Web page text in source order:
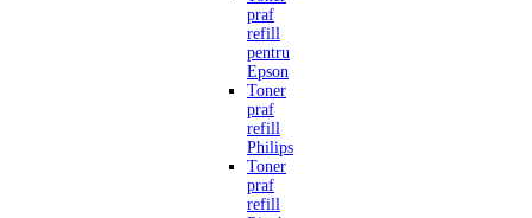
praf
refill
pentru
Epson
Toner
praf
refill
Philips
Toner
praf
refill